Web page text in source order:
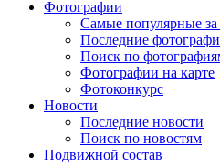
Фотографии
Cамые популярные за
Последние
Поиск по
Фотографии на карте
Фотоконкурс
Новости
Последние новости
Поиск по новостям
Подвижной состав